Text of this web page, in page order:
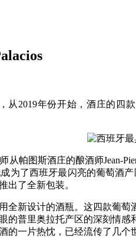
从2019年份开始，酒庄的
帕图斯酒庄的酿酒师Jean-
为了西班牙最闪亮的葡萄酒
出了全新包装。
新设计的酒瓶。这四款葡萄
的普里奥拉托产区的深刻情
的一片热忱，已经流传了几个